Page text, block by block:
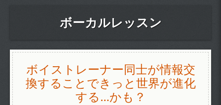
ボーカルレッスン
ボイストレーナー同士が情報交
換することできっと世界が進化
する…かも？